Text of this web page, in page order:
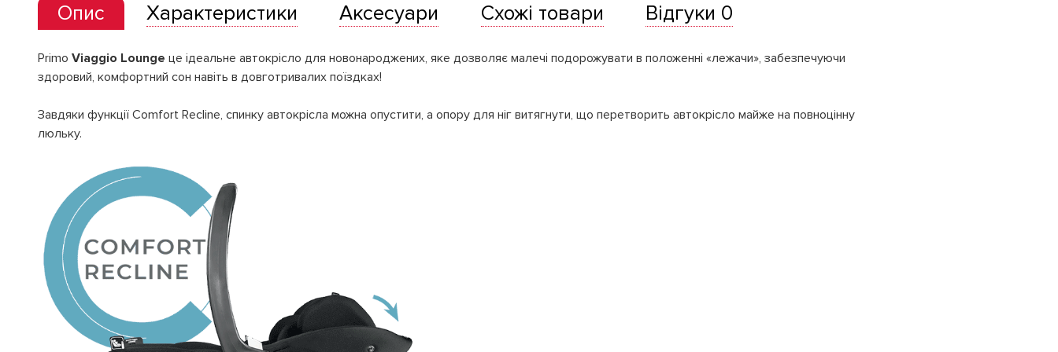
Опис Характеристики Аксесуари Схожі товари Відгуки 0
Primo Viaggio Lounge це ідеальне автокрісло для новонароджених, яке дозволяє малечі подорожувати в положенні «лежачи», забезпечуючи
здоровий, комфортний сон навіть в довготривалих поїздках!
Завдяки функції Comfort Recline, спинку автокрісла можна опустити, а опору для ніг витягнути, що перетворить автокрісло майже на повноцінну
люльку.